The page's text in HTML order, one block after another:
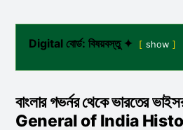
Digital বোর্ড: বিষয়বস্তু ✦ show
বাংলার গভর্নর থেকে ভারতের
General of India